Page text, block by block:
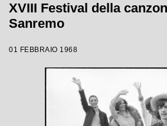
XVIII Festival della
Sanremo
01 FEBBRAIO 1968